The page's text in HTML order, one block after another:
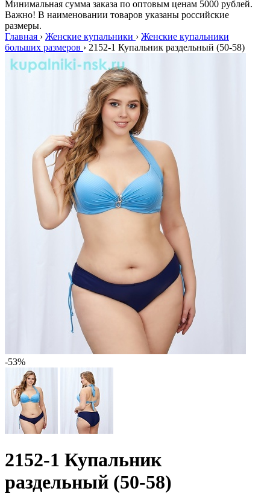
Минимальная сумма заказа по оптовым ценам 5000 рублей.
Важно! В наименовании товаров указаны российские
размеры.
Главная › Женские купальники › Женские купальники
больших размеров › 2152-1 Купальник раздельный (50-58)
-53%
2152-1 Купальник
раздельный (50-58)